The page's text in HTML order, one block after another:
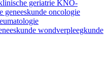
geriatrie KNO-
geneeskunde oncologie
wondverpleegkunde